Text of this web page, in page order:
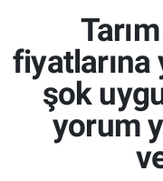
fiyatlarına
şok
yorum
Tarımsal
Tarım Bakanlığı
TZOB
Tarım Kredi
Tüm Manşetler
Son Dakika
Haber Arşivi